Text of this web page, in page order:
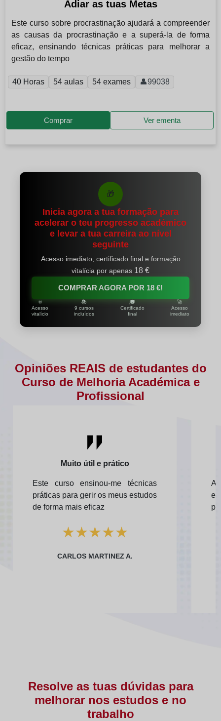
Adiar as tuas Metas
Este curso sobre procrastinação ajudará a compreender
as causas da procrastinação e a superá-la de forma
eficaz, ensinando técnicas práticas para melhorar a
gestão do tempo
40 Horas 54 aulas 54 exames 👤99038
Comprar Ver ementa
🎁
Inicia agora a tua formação para
acelerar o teu progresso académico
e levar a tua carreira ao nível
seguinte
Acesso imediato, certificado final e formação
vitalícia por apenas 18 €
COMPRAR AGORA POR 18 €!
♾️
Acesso
vitalício
📚
9 cursos
incluídos
🎓
Certificado
final
🚀
Acesso
imediato
Opiniões REAIS de estudantes do
Curso de Melhoria Académica e
Profissional
Muito útil e prático
Este curso ensinou-me técnicas
práticas para gerir os meus estudos
de forma mais eficaz
★★★★★
CARLOS MARTINEZ A.
Resolve as tuas dúvidas para
melhorar nos estudos e no
trabalho